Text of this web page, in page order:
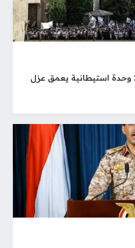
مخطط إسرائيلي لبناء 2300 وحدة استيطانية يعمق عزل